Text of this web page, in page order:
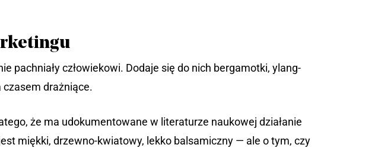
pachniały człowiekowi. Dodaje się do nich bergamotki, ylang-
czasem drażniące.
że ma udokumentowane w literaturze naukowej działanie
miękki, drzewno-kwiatowy, lekko balsamiczny — ale o tym, czy